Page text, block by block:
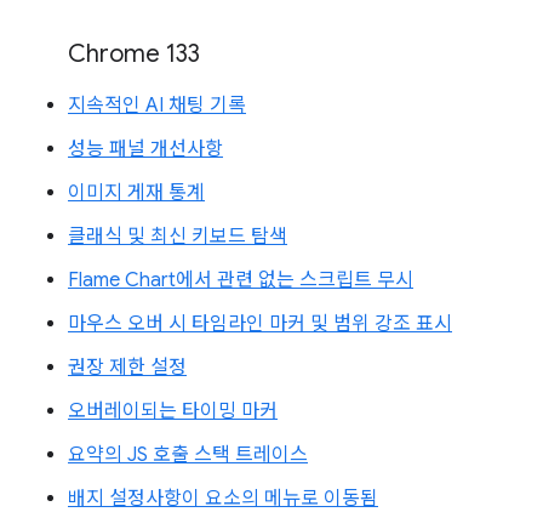
Chrome 133
지속적인 AI 채팅 기록
성능 패널 개선사항
이미지 게재 통계
클래식 및 최신 키보드 탐색
Flame Chart에서 관련 없는 스크립트 무시
마우스 오버 시 타임라인 마커 및 범위 강조 표시
권장 제한 설정
오버레이되는 타이밍 마커
요약의 JS 호출 스택 트레이스
배지 설정사항이 요소의 메뉴로 이동됨